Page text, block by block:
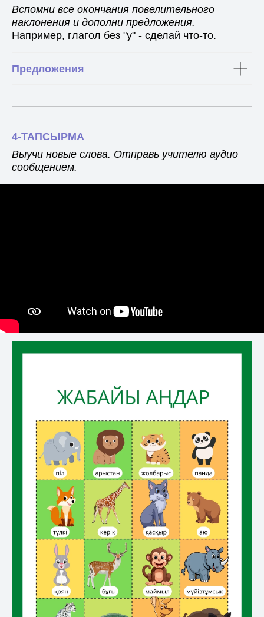
Вспомни все окончания повелительного
наклонения и дополни предложения.
Например, глагол без "у" - сделай что-то.
Предложения
4-ТАПСЫРМА
Выучи новые слова. Отправь учителю аудио
сообщением.